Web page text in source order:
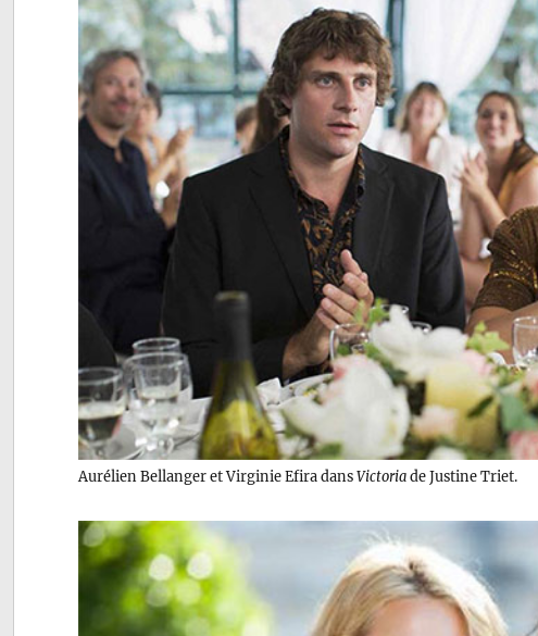
Aurélien Bellanger et Virginie Efira dansVictoriade Justine Triet.